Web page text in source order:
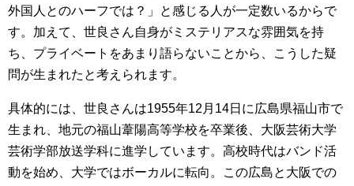
外国人とのハーフでは？」と感じる人が一定数いるからで
す。加えて、世良さん自身がミステリアスな雰囲気を持
ち、プライベートをあまり語らないことから、こうした疑
問が生まれたと考えられます。
具体的には、世良さんは1955年12月14日に広島県福山市で
生まれ、地元の福山葦陽高等学校を卒業後、大阪芸術大学
芸術学部放送学科に進学しています。高校時代はバンド活
動を始め、大学ではボーカルに転向。この広島と大阪での